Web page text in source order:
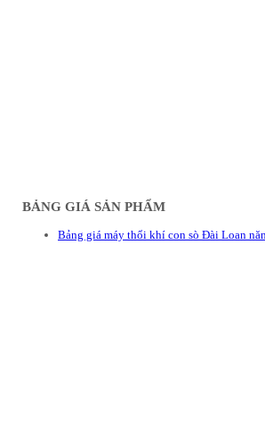
BẢNG GIÁ SẢN PHẨM
Bảng giá máy thổi khí con sò Đài Loan